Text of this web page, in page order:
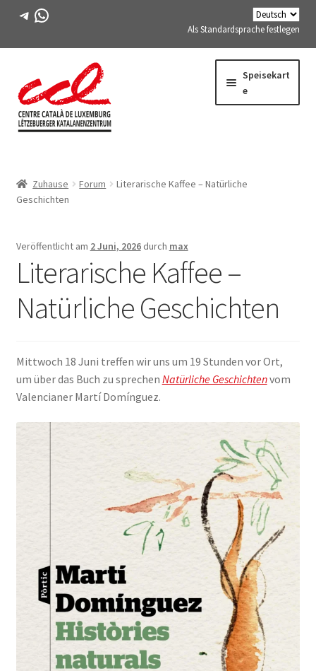
Telegramm
WhatsApp
Als Standardsprache festlegen
zur
Navigation
Inhalt
springen
Speisekart
e
AKTIVITÄTEN
FES-TE-MITGLIEDER
BUCH
Zuhause Forum
Literarische Kaffee – Natürliche
Geschichten
Veröffentlicht am 2 Juni, 2026 durch max
Literarische Kaffee –
Natürliche Geschichten
Mittwoch 18 Juni treffen wir uns um 19 Stunden vor Ort,
um über das Buch zu sprechen Natürliche Geschichtenvom
Valencianer Martí Domínguez.